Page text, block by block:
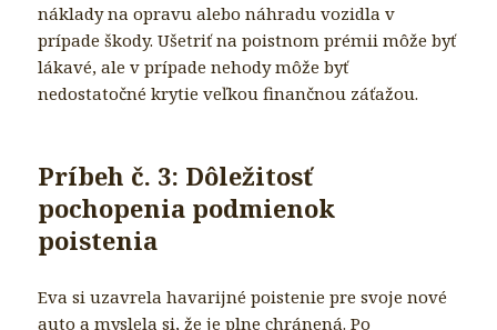
náklady na opravu alebo náhradu vozidla v
prípade škody. Ušetriť na poistnom prémii môže byť
lákavé, ale v prípade nehody môže byť
nedostatočné krytie veľkou finančnou záťažou.
Príbeh č. 3: Dôležitosť
pochopenia podmienok
poistenia
Eva si uzavrela havarijné poistenie pre svoje nové
auto a myslela si, že je plne chránená. Po